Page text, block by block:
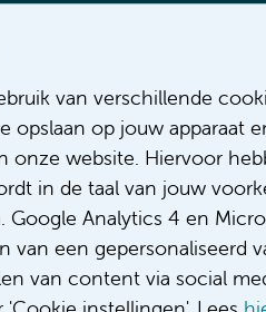
van verschillende
opslaan op jouw
website. Hiervoor
in de taal van jouw
Google Analytics 4 en
een gepersonaliseerd
van content via social
MSCA-DN PhD position:
axial field of view PET/CT
MSCA-DN PhD position:
utility LAFOV PET/CT